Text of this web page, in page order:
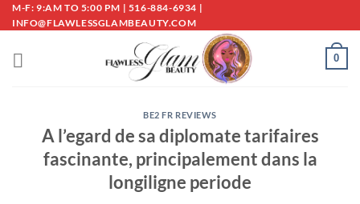
Skip
to
M-F: 9:AM TO 5:00 PM | 516-884-6934 |
INFO@FLAWLESSGLAMBEAUTY.COM
0
BE2 FR REVIEWS
A l’egard de sa diplomate tarifaires
fascinante, principalement dans la
longiligne periode